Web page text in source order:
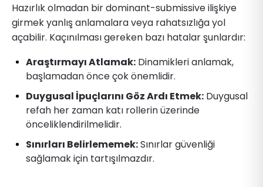
Hazırlık olmadan bir dominant-submissive ilişkiye
girmek yanlış anlamalara veya rahatsızlığa yol
açabilir. Kaçınılması gereken bazı hatalar şunlardır:
Araştırmayı Atlamak: Dinamikleri anlamak,
başlamadan önce çok önemlidir.
Duygusal İpuçlarını Göz Ardı Etmek: Duygusal
refah her zaman katı rollerin üzerinde
önceliklendirilmelidir.
Sınırları Belirlememek:Sınırlar güvenliği
sağlamak için tartışılmazdır.